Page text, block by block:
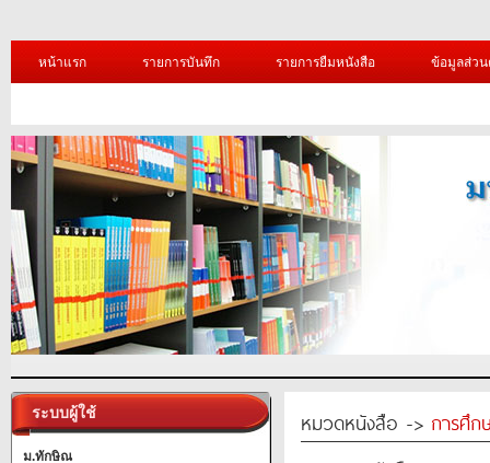
หน้าแรก รายการบันทึก รายการยืมหนังสือ ข้อมูลส่ว
ระบบผู้ใช้
ม.ทักษิณ
หมวดหนังสือ -> การศึก